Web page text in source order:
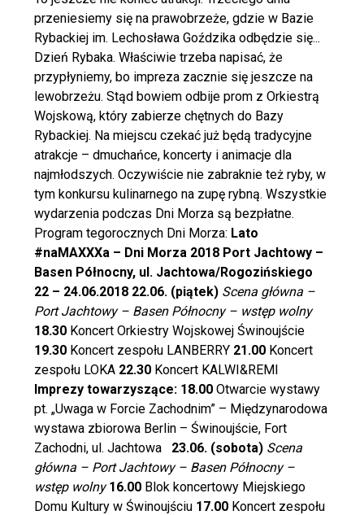
przeniesiemy się na prawobrzeże, gdzie w Bazie
Rybackiej im. Lechosława Goździka odbędzie się...
Dzień Rybaka. Właściwie trzeba napisać, że
przypłyniemy, bo impreza zacznie się jeszcze na
lewobrzeżu. Stąd bowiem odbije prom z Orkiestrą
Wojskową, który zabierze chętnych do Bazy
Rybackiej. Na miejscu czekać już będą tradycyjne
atrakcje – dmuchańce, koncerty i animacje dla
najmłodszych. Oczywiście nie zabraknie też ryby, w
tym konkursu kulinarnego na zupę rybną. Wszystkie
wydarzenia podczas Dni Morza są bezpłatne.
Program tegorocznych Dni Morza: Lato
#naMAXXXa – Dni Morza 2018 Port Jachtowy –
Basen Północny, ul. Jachtowa/Rogozińskiego
22 – 24.06.2018 22.06. (piątek) Scena główna –
Port Jachtowy – Basen Północny – wstęp wolny
18.30 Koncert Orkiestry Wojskowej Świnoujście
19.30 Koncert zespołu LANBERRY 21.00 Koncert
zespołu LOKA 22.30 Koncert KALWI&REMI
Imprezy towarzyszące: 18.00 Otwarcie wystawy
pt. „Uwaga w Forcie Zachodnim” – Międzynarodowa
wystawa zbiorowa Berlin – Świnoujście, Fort
Zachodni, ul. Jachtowa
23.06. (sobota) Scena
główna – Port Jachtowy – Basen Północny –
wstęp wolny 16.00 Blok koncertowy Miejskiego
Domu Kultury w Świnoujściu 17.00 Koncert zespołu